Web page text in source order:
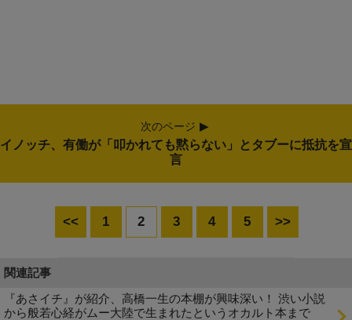
次のページ
イノッチ、有働が「叩かれても黙らない」とタブーに抵抗を宣
言
<< 1 2 3 4 5 >>
関連記事
『あさイチ』が紹介、高橋一生の本棚が興味深い！ 渋い小説
から般若心経がムー大陸で生まれたというオカルト本まで